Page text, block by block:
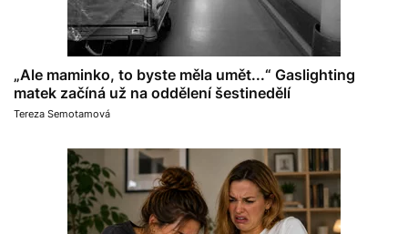
„Ale maminko, to byste měla umět...“ Gaslighting
matek začíná už na oddělení šestinedělí
Tereza Semotamová